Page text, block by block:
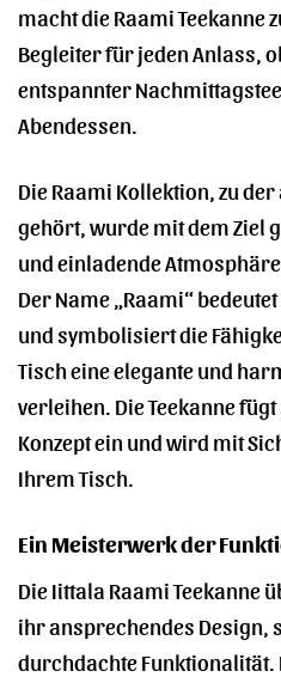
macht die Raami Teekanne
Begleiter für jeden Anlass,
entspannter
Abendessen.
Die Raami Kollektion, zu der
gehört, wurde mit dem Ziel
und einladende
Der Name „Raami“
und symbolisiert die
Tisch eine elegante und
verleihen. Die Teekanne
Konzept ein und wird mit
Ihrem Tisch.
Ein Meisterwerk der
Die Iittala Raami Teekanne
ihr ansprechendes Design,
durchdachte Funktionalität.